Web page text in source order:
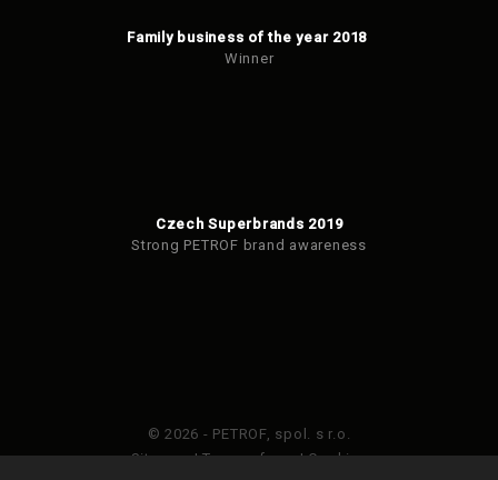
Family business of the year 2018
Winner
Czech Superbrands 2019
Strong PETROF brand awareness
© 2026 - PETROF, spol. s r.o.
Sitemap|Terms of use|Cookies